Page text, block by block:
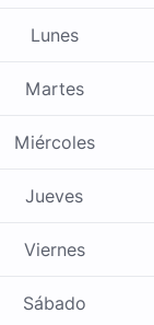
Lunes
Martes
Miércoles
Jueves
Viernes
Sábado